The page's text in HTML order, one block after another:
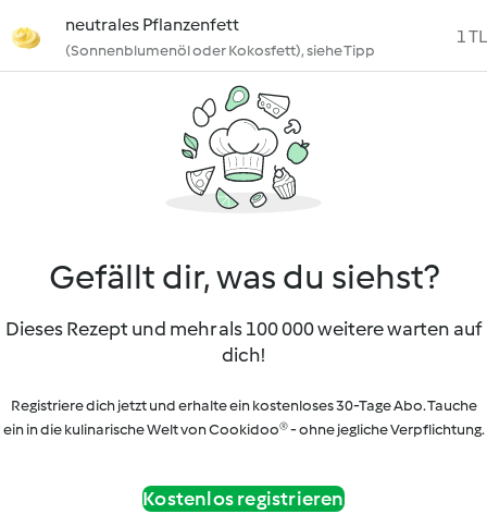
neutrales Pflanzenfett
(Sonnenblumenöl oder Kokosfett), siehe Tipp
1 TL
Gefällt dir, was du siehst?
Dieses Rezept und mehr als 100 000 weitere warten auf
dich!
Registriere dich jetzt und erhalte ein kostenloses 30-Tage Abo. Tauche
ein in die kulinarische Welt von Cookidoo® - ohne jegliche Verpflichtung.
Kostenlos registrieren